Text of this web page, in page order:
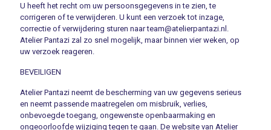
U heeft het recht om uw persoonsgegevens in te zien, te
corrigeren of te verwijderen. U kunt een verzoek tot inzage,
correctie of verwijdering sturen naar team@atelierpantazi.nl.
Atelier Pantazi zal zo snel mogelijk, maar binnen vier weken, op
uw verzoek reageren.
BEVEILIGEN
Atelier Pantazi neemt de bescherming van uw gegevens serieus
en neemt passende maatregelen om misbruik, verlies,
onbevoegde toegang, ongewenste openbaarmaking en
ongeoorloofde wijziging tegen te gaan. De website van Atelier